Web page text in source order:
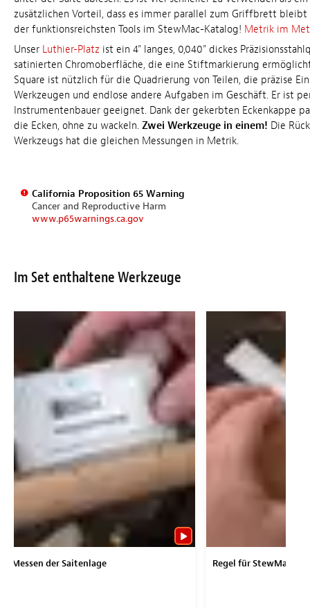
zusätzlichen Vorteil, dass es immer parallel zum Griffbrett bleibt
der funktionsreichsten Tools im StewMac-Katalog! Metrik im
Unser Luthier-Platz ist ein 4" langes, 0,040" dickes
satinierten Chromoberfläche, die eine Stiftmarkierung
Square ist nützlich für die Quadrierung von Teilen, die präzise
Werkzeugen und endlose andere Aufgaben im Geschäft. Er ist
Instrumentenbauer geeignet. Dank der gekerbten Eckenkappe
die Ecken, ohne zu wackeln. Zwei Werkzeuge in einem! Die
Werkzeugs hat die gleichen Messungen in Metrik.
California Proposition 65 Warning
Cancer and Reproductive Harm
www.p65warnings.ca.gov
Im Set enthaltene Werkzeuge
Messen der Saitenlage Regel für StewMac-